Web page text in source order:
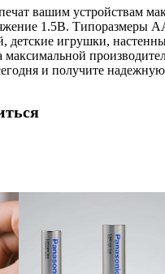
вашим устройствам
1.5В. Типоразмеры
детские игрушки,
максимальной
и получите